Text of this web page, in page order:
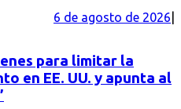
6 de agosto de 2026
para limitar la
en EE. UU. y apunta al